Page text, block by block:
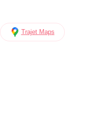
Trajet Maps